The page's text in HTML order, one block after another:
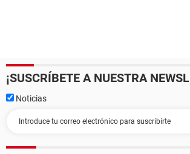
¡SUSCRÍBETE A NUESTRA
Noticias